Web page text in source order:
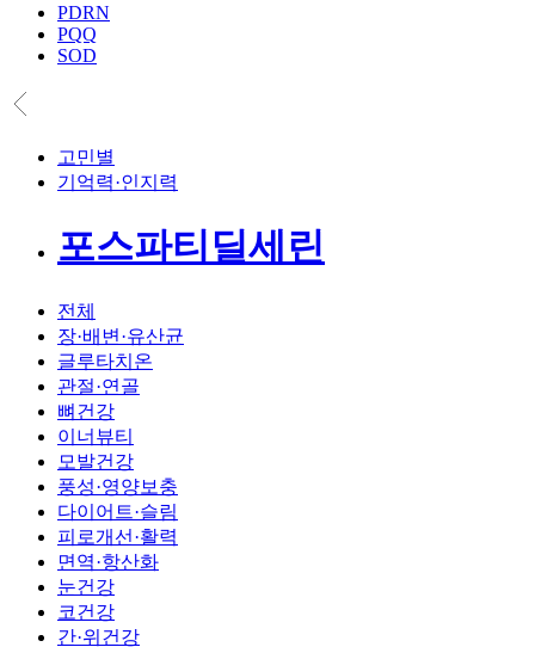
PDRN
PQQ
SOD
고민별
기억력·인지력
포스파티딜세린
전체
장·배변·유산균
글루타치온
관절·연골
뼈건강
이너뷰티
모발건강
풍성·영양보충
다이어트·슬림
피로개선·활력
면역·항산화
눈건강
코건강
간·위건강